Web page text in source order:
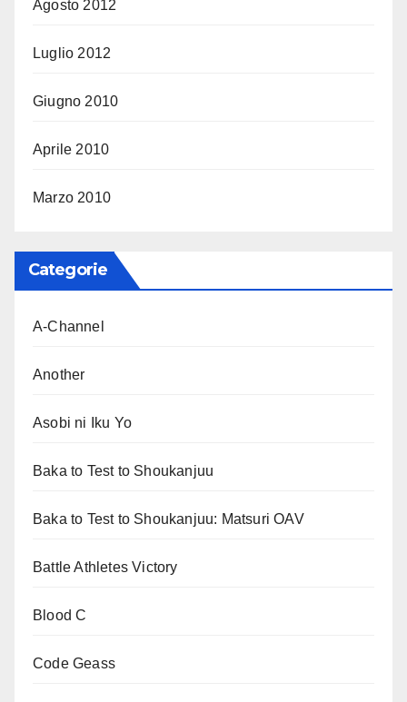
Agosto 2012
Luglio 2012
Giugno 2010
Aprile 2010
Marzo 2010
Categorie
A-Channel
Another
Asobi ni Iku Yo
Baka to Test to Shoukanjuu
Baka to Test to Shoukanjuu: Matsuri OAV
Battle Athletes Victory
Blood C
Code Geass